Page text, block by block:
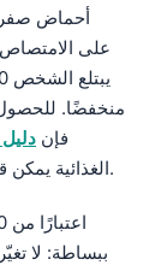
أحماض
على
منخفضًا.
فإن
الغذائية يمكن قياسها مباشرة وأيها يتطلب دلائل غير مباشرة.
ببساطة: لا